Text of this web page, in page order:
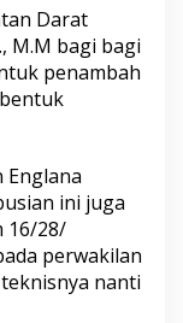
Darat
M.M bagi bagi
penambah
Englana
ini juga
16/28/
perwakilan
nanti